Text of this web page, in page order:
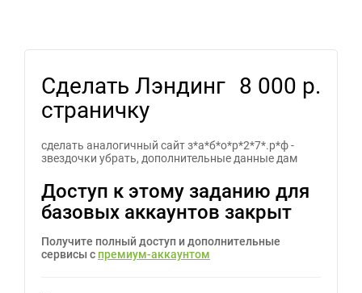
Сделать Лэндинг
страничку
8 000 р.
сделать аналогичный сайт з*а*б*о*р*2*7*.р*ф -
звездочки убрать, дополнительные данные дам
Доступ к этому заданию для
базовых аккаунтов закрыт
Получите полный доступ и дополнительные
сервисы с премиум-аккаунтом